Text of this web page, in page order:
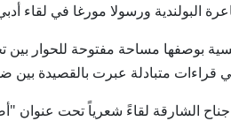
البولندية ورسولا مورغا في
بوصفها مساحة مفتوحة للحوار بين
في قراءات متبادلة عبرت بالقصيدة
الشارقة لقاءً شعرياً تحت عنوان